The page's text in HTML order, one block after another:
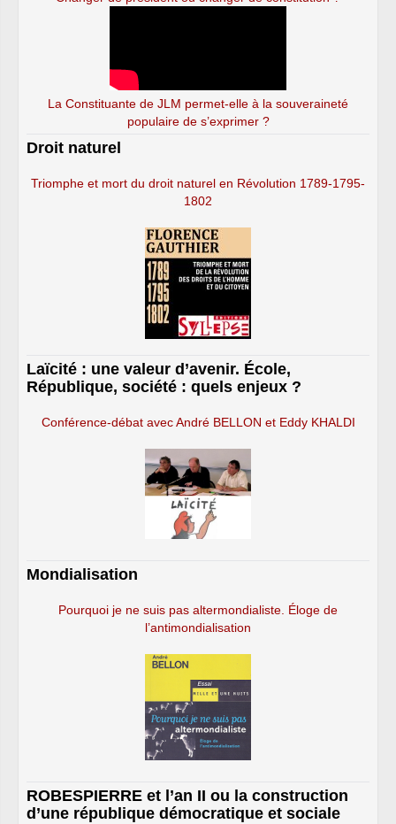
La Constituante de JLM permet-elle à la souveraineté
populaire de s’exprimer ?
Droit naturel
Triomphe et mort du droit naturel en Révolution 1789-1795-
1802
Laïcité : une valeur d’avenir. École,
République, société : quels enjeux ?
Conférence-débat avec André BELLON et Eddy KHALDI
Mondialisation
Pourquoi je ne suis pas altermondialiste. Éloge de
l’antimondialisation
ROBESPIERRE et l’an II ou la construction
d’une république démocratique et sociale